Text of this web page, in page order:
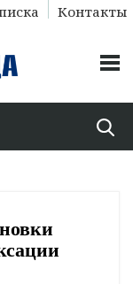
Контакты